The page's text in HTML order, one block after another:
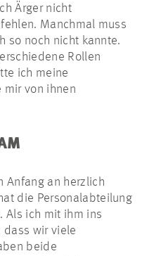
Ärger nicht
Manchmal muss
so noch nicht kannte.
Rollen
ich meine
mir von ihnen
Anfang an herzlich
die Personalabteilung
Als ich mit ihm ins
dass wir viele
beide